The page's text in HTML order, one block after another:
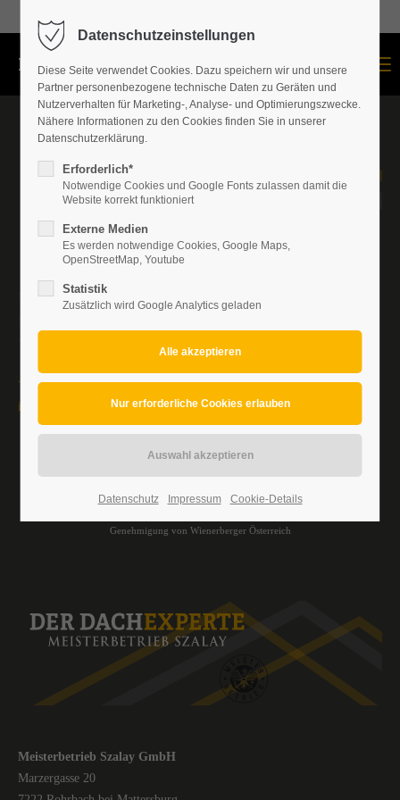
Meisterbetrieb Szalay GmbH
7222 Rohrbach bei Mattersburg
+43 664 534 60 87
info@dachexperte.at
Alle Bilder sind urheberrechtlich geschützt. Die Verwendung erfolgt mit freundlicher
Genehmigung von Wienerberger Österreich
Meisterbetrieb Szalay GmbH
Marzergasse 20
Datenschutzeinstellungen
Diese Seite verwendet Cookies. Dazu speichern wir und unsere
Partner personenbezogene technische Daten zu Geräten und
Nutzerverhalten für Marketing-, Analyse- und Optimierungszwecke.
Nähere Informationen zu den Cookies finden Sie in unserer
Datenschutzerklärung.
Erforderlich*
Notwendige Cookies und Google Fonts zulassen damit die
Website korrekt funktioniert
Externe Medien
Es werden notwendige Cookies, Google Maps,
OpenStreetMap, Youtube
Statistik
Zusätzlich wird Google Analytics geladen
Datenschutz Impressum Cookie-Details